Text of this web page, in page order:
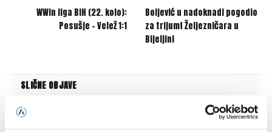
WWin liga BiH (22. kolo):
Posušje – Velež 1:1
Boljević u nadoknadi pogodio
za trijumf Željezničara u
Bijeljini
SLIČNE OBJAVE